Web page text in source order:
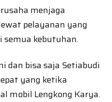
menjaga
pelayanan yang
semua kebutuhan.
dan bisa saja Setiabudi
yang ketika
mobil Lengkong Karya.